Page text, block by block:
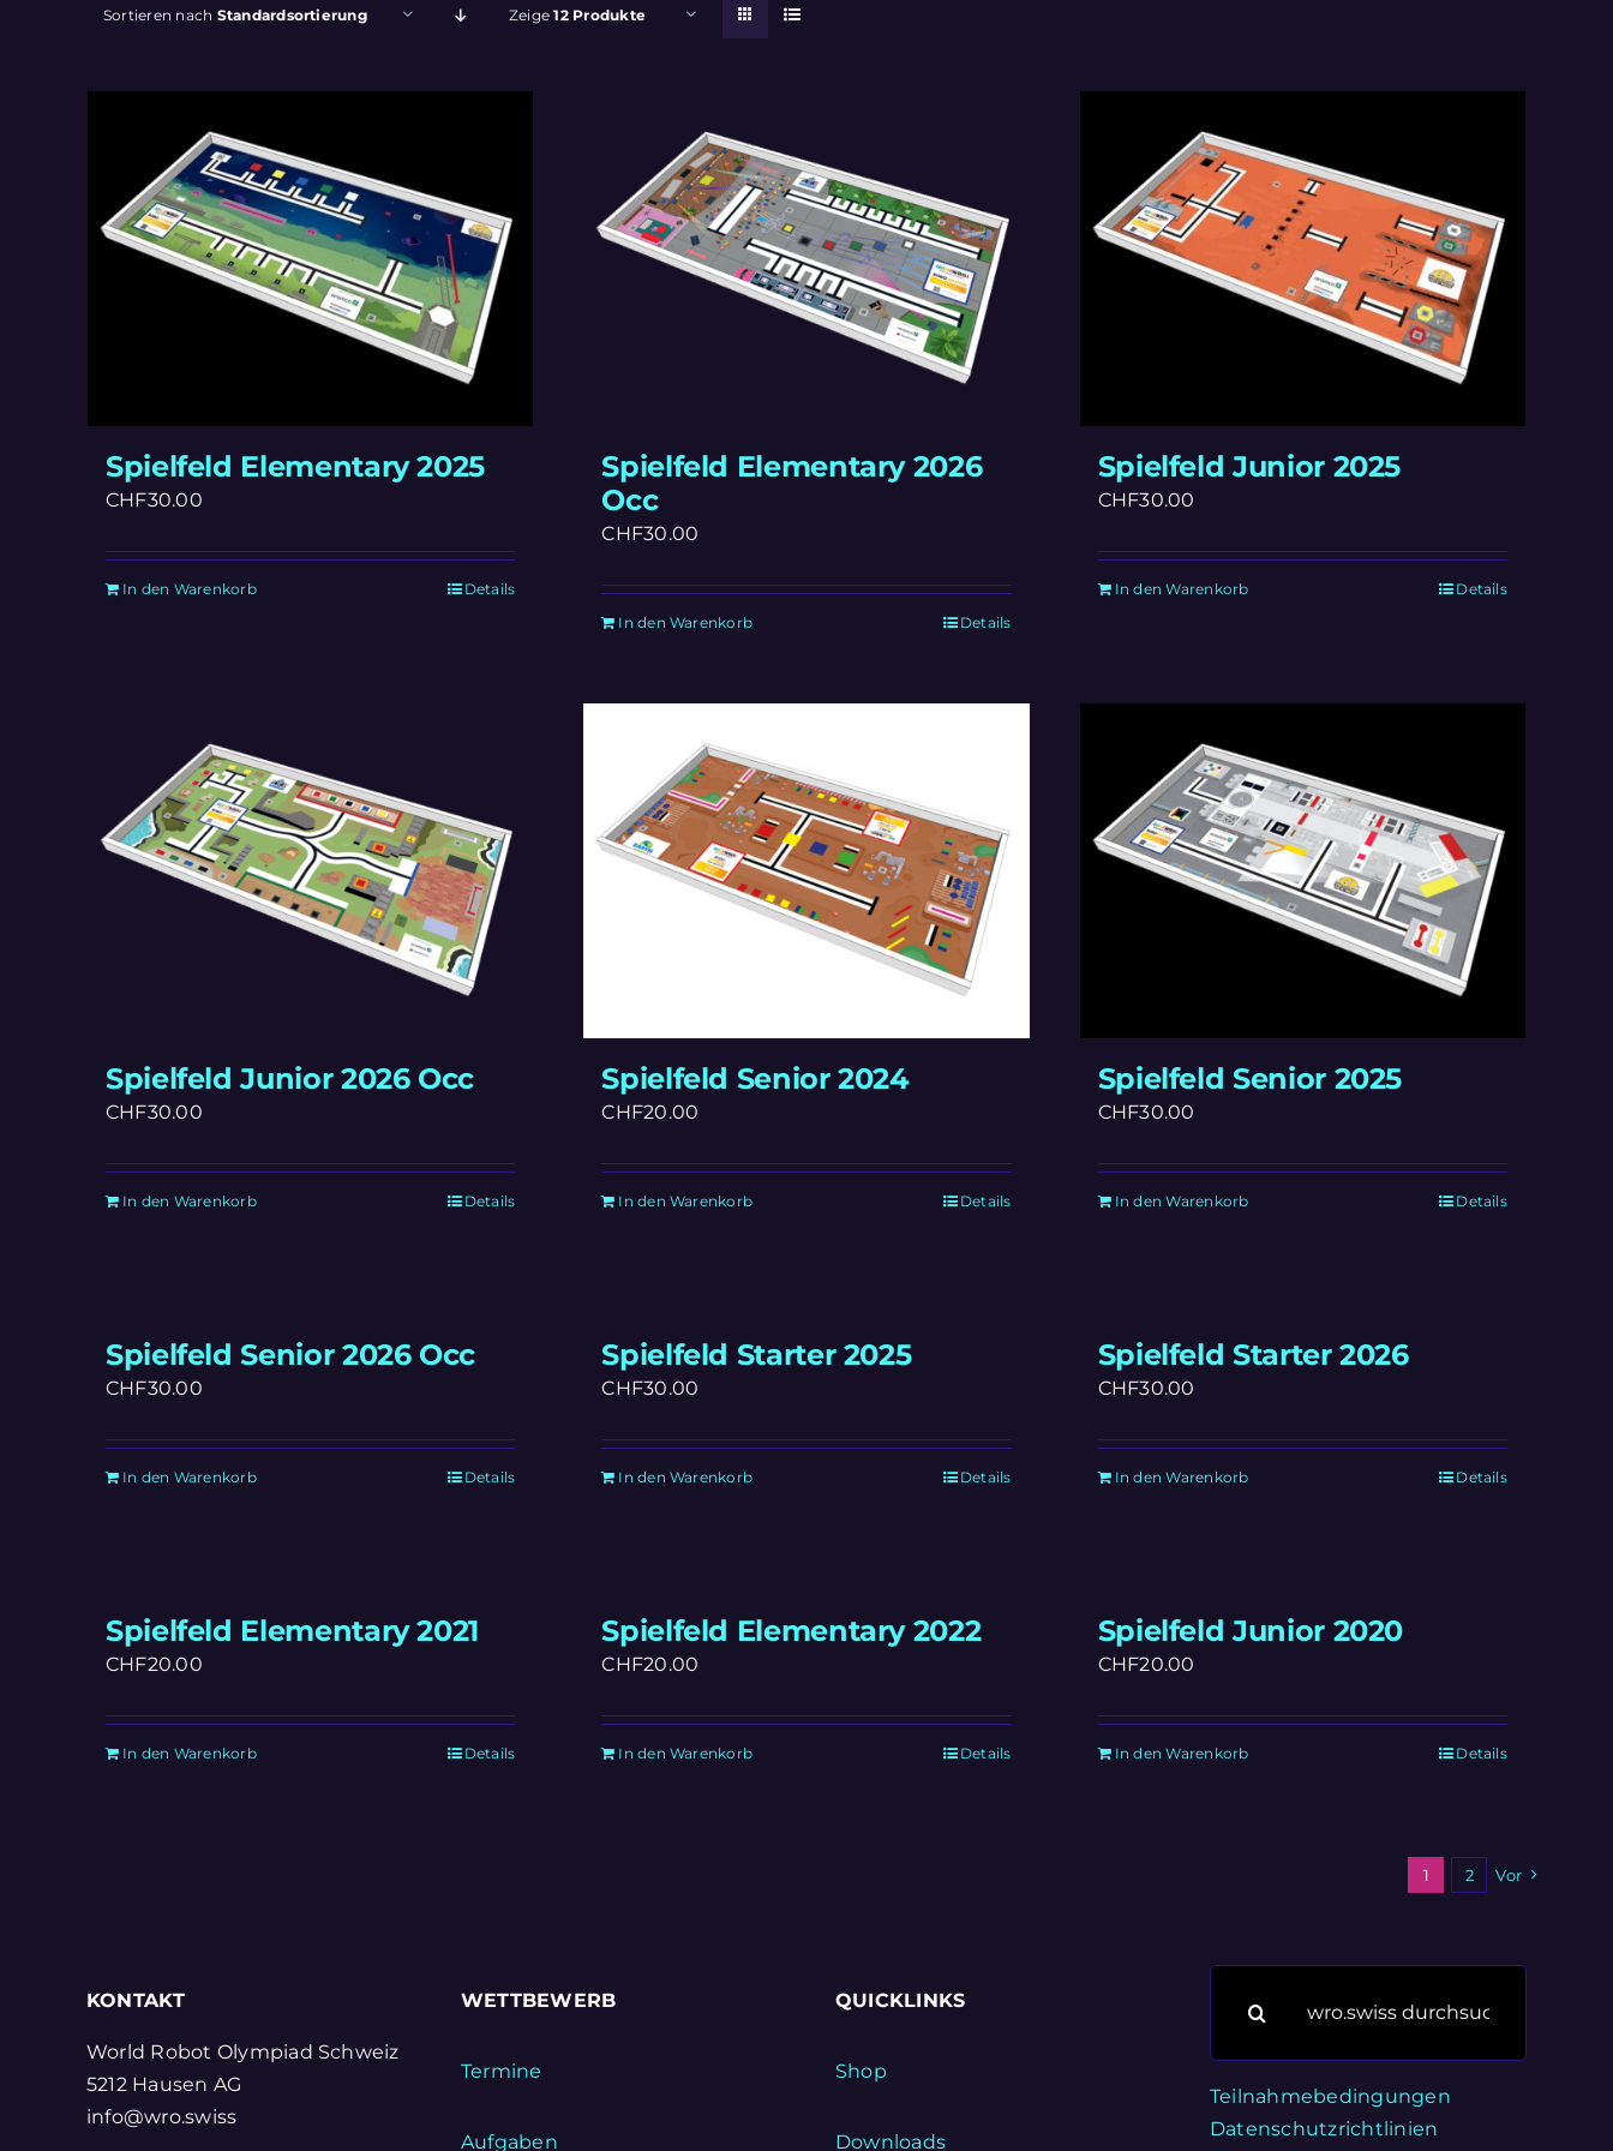
Sortieren nach Standardsortierung Zeige12 Produkte
Spielfeld Elementary 2025
CHF30.00
In den Warenkorb Details
Spielfeld Elementary 2026
Occ
CHF30.00
In den Warenkorb Details
Spielfeld Junior 2025
CHF30.00
In den Warenkorb Details
Spielfeld Junior 2026 Occ
CHF30.00
In den Warenkorb Details
Spielfeld Senior 2024
CHF20.00
In den Warenkorb Details
Spielfeld Senior 2025
CHF30.00
In den Warenkorb Details
Spielfeld Senior 2026 Occ
CHF30.00
In den Warenkorb Details
Spielfeld Starter 2025
CHF30.00
In den Warenkorb Details
Spielfeld Starter 2026
CHF30.00
In den Warenkorb Details
Spielfeld Elementary 2021
CHF20.00
In den Warenkorb Details
Spielfeld Elementary 2022
CHF20.00
In den Warenkorb Details
Spielfeld Junior 2020
CHF20.00
In den Warenkorb Details
1 2 Vor
KONTAKT
World Robot Olympiad Schweiz
5212 Hausen AG
info@wro.swiss
WETTBEWERB
Termine
Aufgaben
QUICKLINKS
Shop
Downloads
nach:
Teilnahmebedingungen
Datenschutzrichtlinien